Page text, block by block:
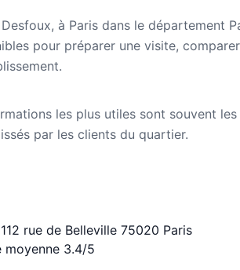
à Paris dans le département
pour préparer une visite,
les plus utiles sont souvent
par les clients du quartier.
rue de Belleville 75020 Paris
moyenne 3.4/5